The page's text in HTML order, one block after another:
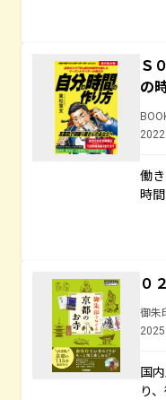
Ｓ
の
働
時
０
御朱
国
り